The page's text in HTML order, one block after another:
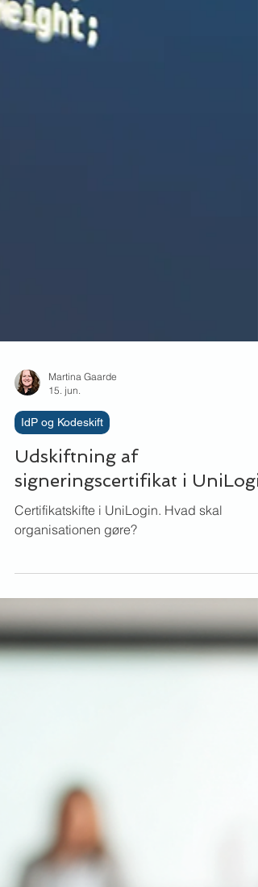
15. jun.
IdP og Kodeskift
Udskiftning af
signeringscertifikat i
Certifikatskifte i UniLogin. Hvad skal